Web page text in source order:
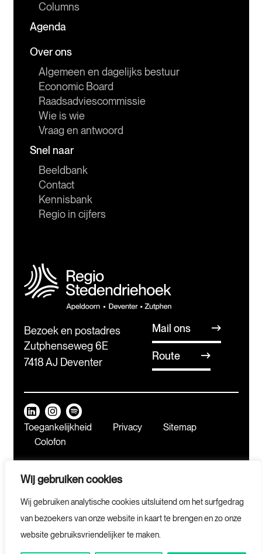
Wij gebruiken cookies
Wij gebruiken analytische cookies uitsluitend om het surfgedrag
van bezoekers van onze website in kaart te brengen en zo onze
website gebruiksvriendelijker te maken.
Columns
Agenda
Over ons
Algemeen en dagelijks bestuur
Economic Board
Raadsadviescommissie
Wie is wie
Vraag en antwoord
Snel naar
Beeldbank
Contact
Kennisbank
Regio in cijfers
Bezoek en postadres
Zutphenseweg 6E
7418 AJ Deventer
Mail ons
Route
Toegankelijkheid Privacy
Sitemap
Colofon
Meld je aan voor
onze nieuwsbrief